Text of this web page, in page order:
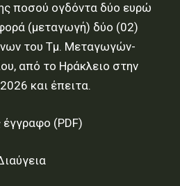
ποσού ογδόντα δύο ευρώ
(μεταγωγή) δύο (02)
του Τμ. Μεταγωγών-
από το Ηράκλειο στην
και έπειτα.
(PDF)